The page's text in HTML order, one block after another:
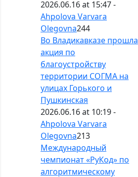
2026.06.16 at 15:47 -
Ahpolova Varvara
Olegovna244
Во Владикавказе прошла
акция по
благоустройству
территории СОГМА на
улицах Горького и
Пушкинская
2026.06.16 at 10:19 -
Ahpolova Varvara
Olegovna213
Международный
чемпионат «РуКод» по
алгоритмическому